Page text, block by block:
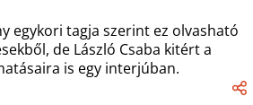
egykori tagja szerint ez olvasható
de László Csaba kitért a
is egy interjúban.